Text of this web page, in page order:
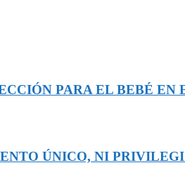
PARA EL BEBÉ EN
ÚNICO, NI